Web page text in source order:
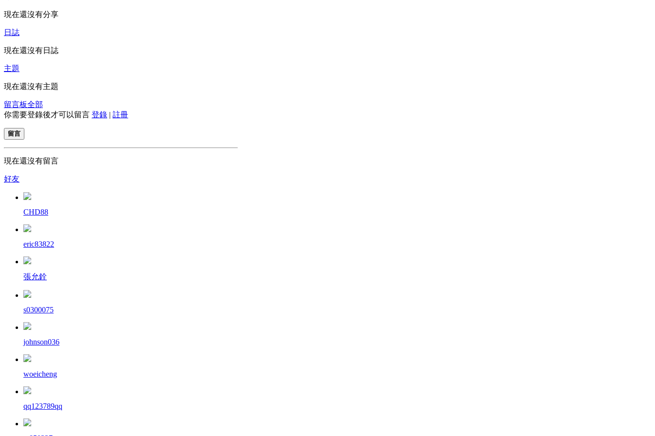
現在還沒有分享
日誌
現在還沒有日誌
主題
現在還沒有主題
留言板全部
你需要登錄後才可以留言 登錄 | 註冊
留言
現在還沒有留言
好友
CHD88
eric83822
張允銓
s0300075
johnson036
woeicheng
qq123789qq